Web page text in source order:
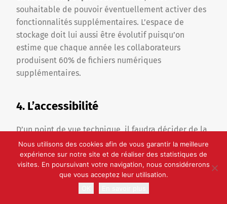
souhaitable de pouvoir éventuellement activer des
fonctionnalités supplémentaires. L’espace de
stockage doit lui aussi être évolutif puisqu’on
estime que chaque année les collaborateurs
produisent 60% de fichiers numériques
supplémentaires.
4. L’accessibilité
D’un point de vue technique, il faudra décider de la
manière dont vous souhaitez accéder à votre
solution GED.
Pour cela il est nécessaire de comprendre la
Nous utilisons des cookies afin de vous garantir la meilleure
expérience sur notre site et de réaliser des statistiques de
visites. En poursuivant votre navigation, nous considérerons
que vous acceptez leur utilisation.